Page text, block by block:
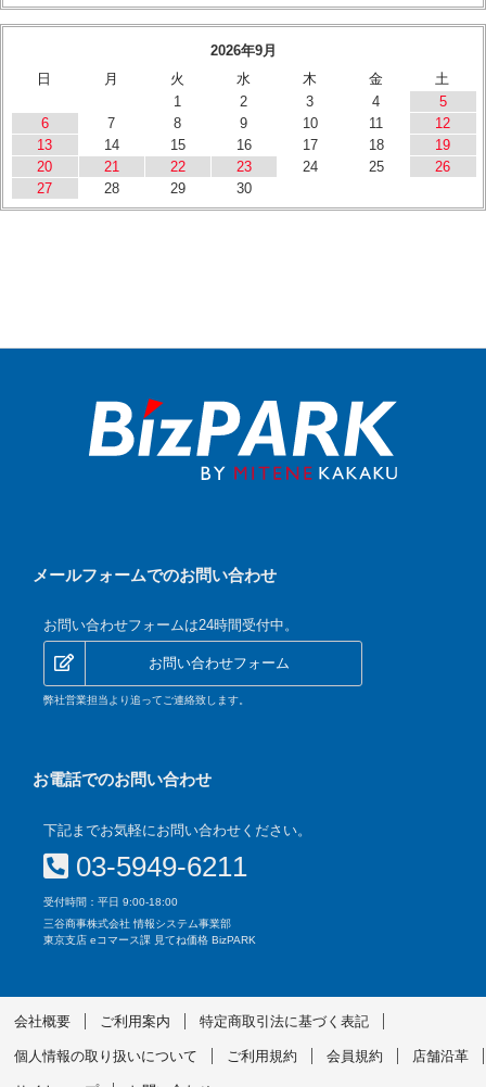
2026年9月
日
月 火 水 木 金
土
1
2 3 4
5
6
7 8 9 10 11
12
13
14 15 16 17 18
19
20
21 22 23 24 25
26
27
28 29 30
メールフォームでのお問い合わせ
お問い合わせフォームは24時間受付中。
お問い合わせフォーム
弊社営業担当より追ってご連絡致します。
お電話でのお問い合わせ
下記までお気軽にお問い合わせください。
03-5949-6211
受付時間：平日 9:00-18:00
三谷商事株式会社 情報システム事業部
東京支店 eコマース課 見てね価格 BizPARK
会社概要 ご利用案内 特定商取引法に基づく表記
個人情報の取り扱いについて ご利用規約 会員規約 店舗沿革